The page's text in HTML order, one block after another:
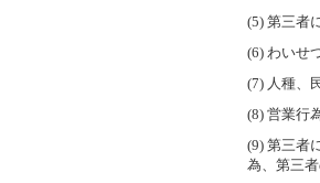
(5) 第三者
(6) わいせ
(7) 人種、
(8) 営業行
(9) 第三者
為、第三